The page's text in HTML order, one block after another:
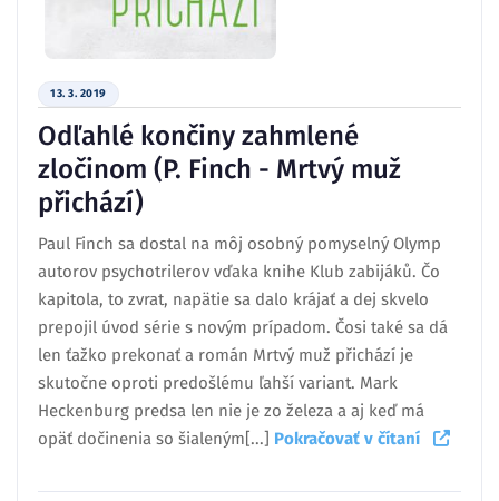
13. 3. 2019
Odľahlé končiny zahmlené
zločinom (P. Finch - Mrtvý muž
přichází)
Paul Finch sa dostal na môj osobný pomyselný Olymp
autorov psychotrilerov vďaka knihe Klub zabijáků. Čo
kapitola, to zvrat, napätie sa dalo krájať a dej skvelo
prepojil úvod série s novým prípadom. Čosi také sa dá
len ťažko prekonať a román Mrtvý muž přichází je
skutočne oproti predošlému ľahší variant. Mark
Heckenburg predsa len nie je zo železa a aj keď má
opäť dočinenia so šialeným[...] Pokračovať v čítaní